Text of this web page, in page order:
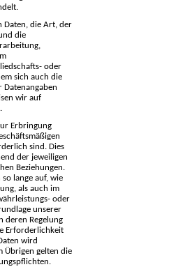
Daten, die Art, der
die
oder
sich auch die
wir auf
Erbringung
sind. Dies
der jeweiligen
Beziehungen.
lange auf, wie
als auch im
oder
unserer
deren Regelung
Erforderlichkeit
wird
Übrigen gelten die